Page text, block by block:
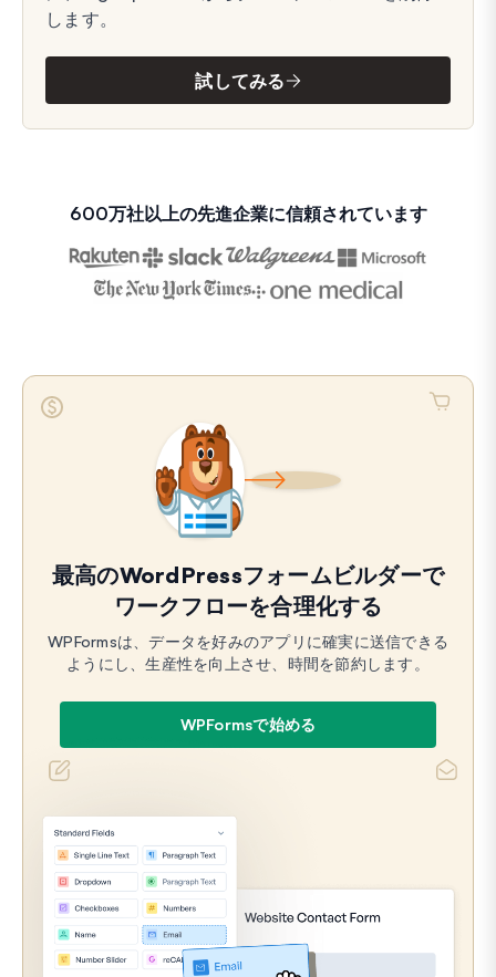
します。
試してみる
600万社以上の先進企業に信頼されています
最高のWordPressフォームビルダーで
ワークフローを合理化する
WPFormsは、データを好みのアプリに確実に送信できる
ようにし、生産性を向上させ、時間を節約します。
WPFormsで始める